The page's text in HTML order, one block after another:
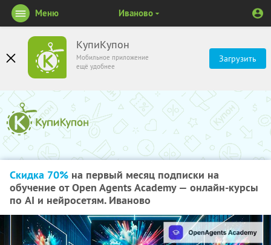
КупиКупон
Мобильное приложение
ещё удобнее
Загрузить
Меню Иваново
Скидка 70% на первый месяц подписки на
обучение от Open Agents Academy — онлайн-курсы
по AI и нейросетям. Иваново